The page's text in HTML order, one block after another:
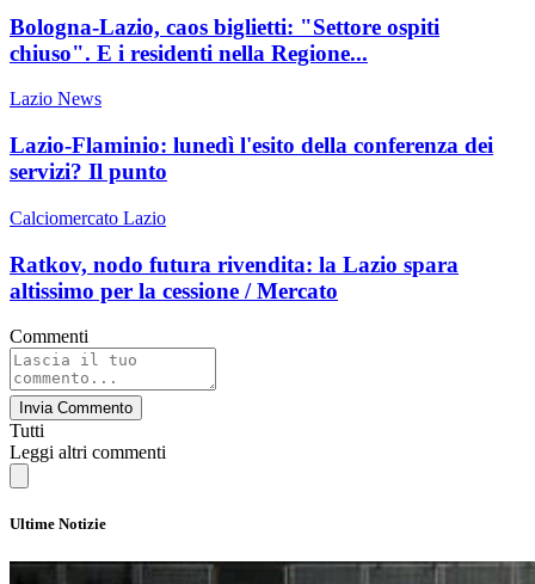
Bologna-Lazio, caos biglietti: "Settore ospiti
chiuso". E i residenti nella Regione...
Lazio News
Lazio-Flaminio: lunedì l'esito della conferenza dei
servizi? Il punto
Calciomercato Lazio
Ratkov, nodo futura rivendita: la Lazio spara
altissimo per la cessione / Mercato
Commenti
Invia Commento
Tutti
Leggi altri commenti
Ultime Notizie